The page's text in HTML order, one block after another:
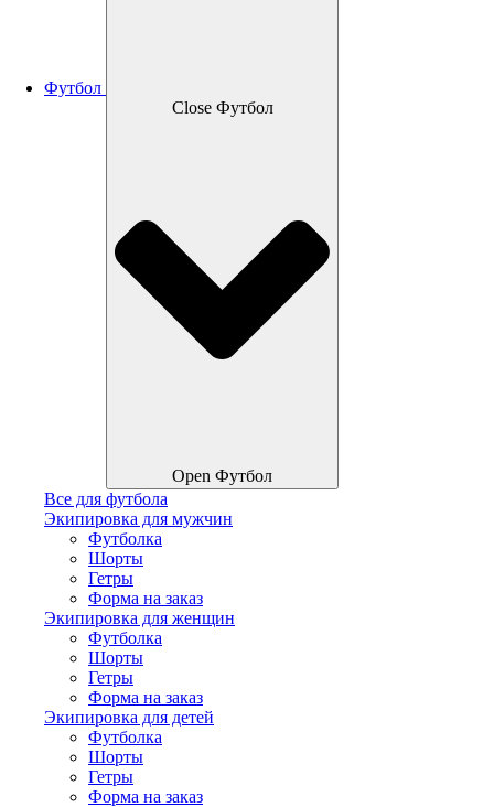
Футбол
Close Футбол
Open Футбол
Все для футбола
Экипировка для мужчин
Футболка
Шорты
Гетры
Форма на заказ
Экипировка для женщин
Футболка
Шорты
Гетры
Форма на заказ
Экипировка для детей
Футболка
Шорты
Гетры
Форма на заказ